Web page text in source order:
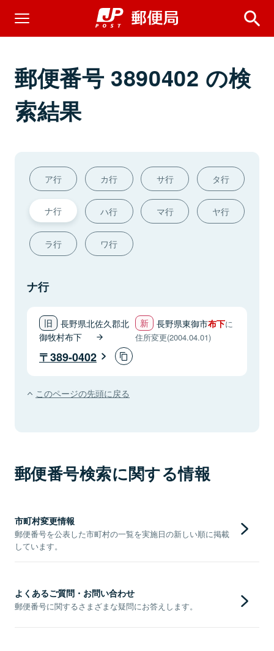
郵便番号 3890402 の検
索結果
ア行 カ行 サ行 タ行
ナ行 ハ行 マ行 ヤ行
ラ行 ワ行
ナ行
長野県北佐久郡北
御牧村布下
長野県東御市布下に
住所変更(2004.04.01)
389-0402
このページの先頭に戻る
郵便番号検索に関する情報
市町村変更情報
郵便番号を公表した市町村の一覧を実施日の新しい順に掲載
しています。
よくあるご質問・お問い合わせ
郵便番号に関するさまざまな疑問にお答えします。